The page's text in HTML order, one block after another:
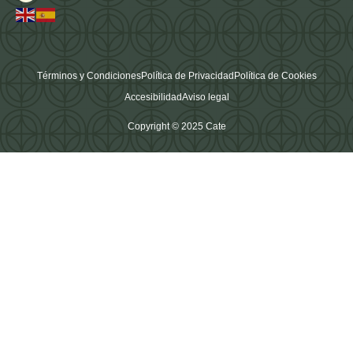
Copyright © 2025 Cate
Términos y CondicionesPolítica de PrivacidadPolítica de Cookies
AccesibilidadAviso legal